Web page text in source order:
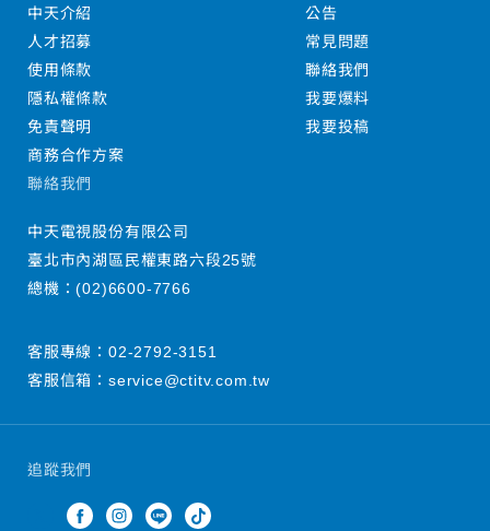
追蹤我們
中天介紹
人才招募
使用條款
隱私權條款
免責聲明
商務合作方案
公告
常見問題
聯絡我們
我要爆料
我要投稿
聯絡我們
中天電視股份有限公司
臺北市內湖區民權東路六段25號
總機：(02)6600-7766
客服專線： 02-2792-3151
客服信箱： service@ctitv.com.tw